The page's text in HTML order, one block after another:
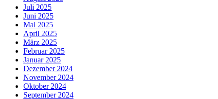
Juli 2025
Juni 2025
Mai 2025
April 2025
März 2025
Februar 2025
Januar 2025
Dezember 2024
November 2024
Oktober 2024
September 2024